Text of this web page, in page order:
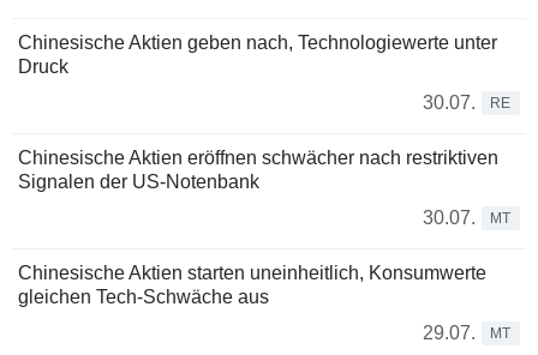
Chinesische Aktien geben nach, Technologiewerte unter
Druck
30.07.
RE
Chinesische Aktien eröffnen schwächer nach restriktiven
Signalen der US-Notenbank
30.07.
MT
Chinesische Aktien starten uneinheitlich, Konsumwerte
gleichen Tech-Schwäche aus
29.07.
MT